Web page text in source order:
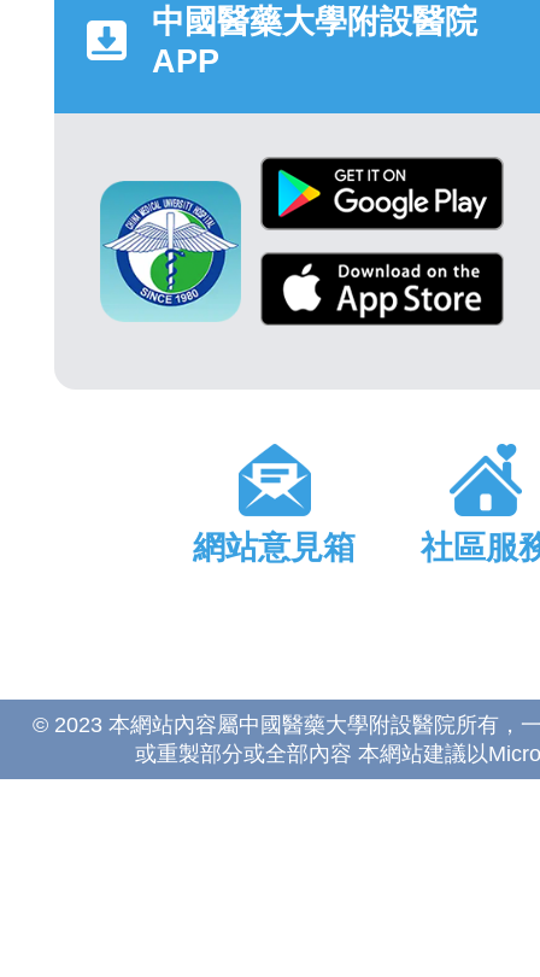
中國醫藥大學附設醫院
APP
網站意見箱 社區服
© 2023 本網站內容屬中國醫藥大學附設醫院所有，
或重製部分或全部內容 本網站建議以